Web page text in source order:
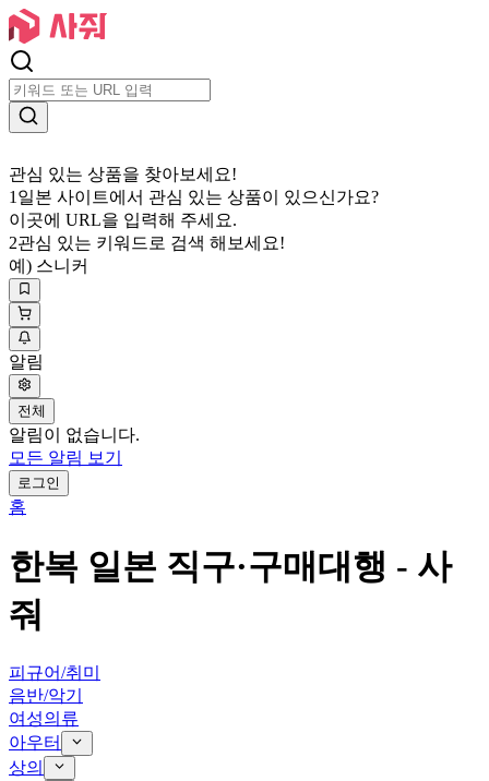
관심 있는 상품을 찾아보세요!
1 일본 사이트에서 관심 있는 상품이 있으신가요?
이곳에 URL을 입력해 주세요.
2관심 있는 키워드로 검색 해보세요!
예) 스니커
알림
전체
알림이 없습니다.
모든 알림 보기
로그인
홈
한복 일본 직구·구매대행 - 사
줘
피규어/취미
음반/악기
여성의류
아우터
상의